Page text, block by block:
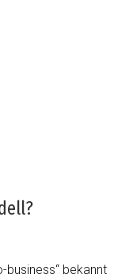
business“ bekannt